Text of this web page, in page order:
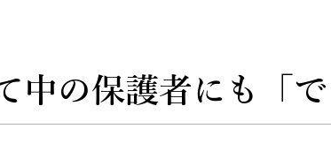
中の保護者にも「